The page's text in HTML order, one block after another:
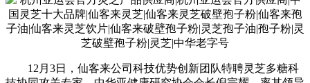
12月3日，仙客来公司科技优势创新团队特聘灵芝多糖科